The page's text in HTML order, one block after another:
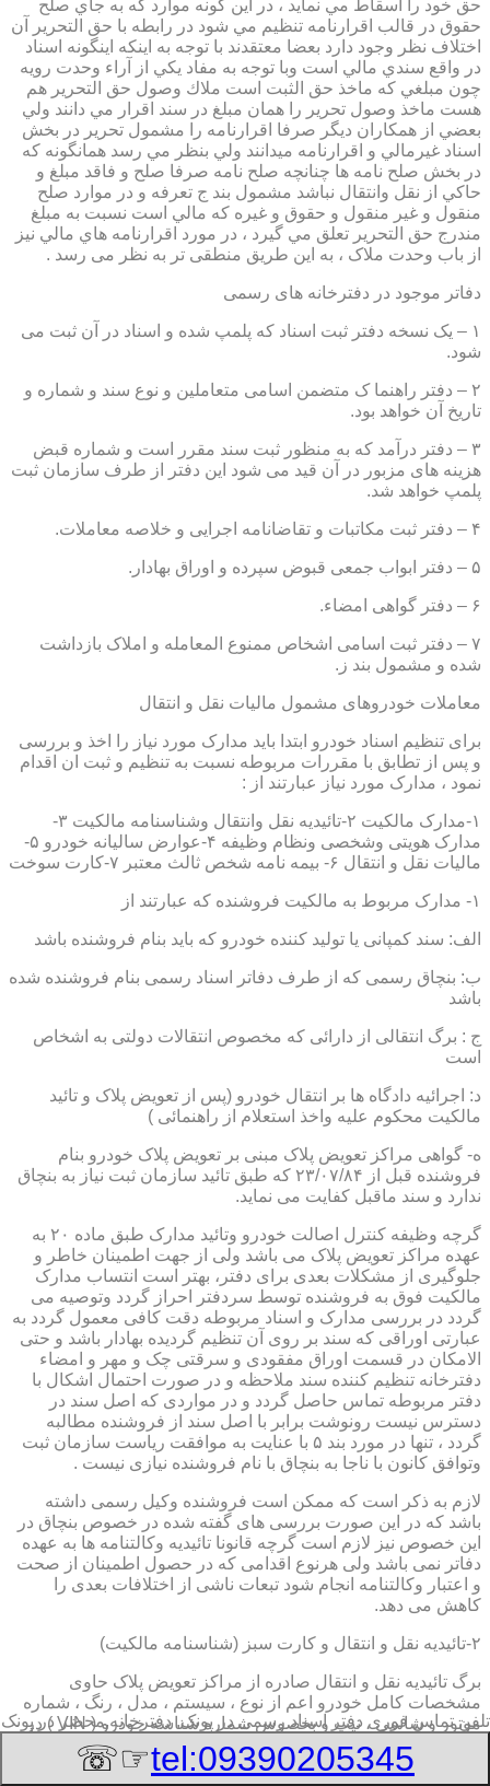
حق خود را اسقاط مي نمايد ، در اين گونه موارد كه به جاي صلح
حقوق در قالب اقرارنامه تنظيم مي شود در رابطه با حق التحرير آن
اختلاف نظر وجود دارد بعضا معتقدند با توجه به اينكه اينگونه اسناد
در واقع سندي مالي است وبا توجه به مفاد يكي از آراء وحدت رويه
چون مبلغي كه ماخذ حق الثبت است ملاك وصول حق التحرير هم
هست ماخذ وصول تحرير را همان مبلغ در سند اقرار مي دانند ولي
بعضي از همكاران ديگر صرفا اقرارنامه را مشمول تحرير در بخش
اسناد غيرمالي و اقرارنامه ميدانند ولي بنظر مي رسد همانگونه كه
در بخش صلح نامه ها چنانچه صلح نامه صرفا صلح و فاقد مبلغ و
حاكي از نقل وانتقال نباشد مشمول بند ج تعرفه و در موارد صلح
منقول و غير منقول و حقوق و غيره كه مالي است نسبت به مبلغ
مندرج حق التحرير تعلق مي گيرد ، در مورد اقرارنامه هاي مالي نيز
از باب وحدت ملاک ، به این طریق منطقی تر به نظر می رسد .
دفاتر موجود در دفترخانه های رسمی
۱ – یک نسخه دفتر ثبت اسناد که پلمپ شده و اسناد در آن ثبت می
شود.
۲ – دفتر راهنما ک متضمن اسامی متعاملین و نوع سند و شماره و
تاریخ آن خواهد بود.
۳ – دفتر درآمد که به منظور ثبت سند مقرر است و شماره قبض
هزینه های مزبور در آن قید می شود این دفتر از طرف سازمان ثبت
پلمپ خواهد شد.
۴ – دفتر ثبت مکاتبات و تقاضانامه اجرایی و خلاصه معاملات.
۵ – دفتر ابواب جمعی قبوض سپرده و اوراق بهادار.
۶ – دفتر گواهی امضاء.
۷ – دفتر ثبت اسامی اشخاص ممنوع المعامله و املاک بازداشت
شده و مشمول بند ز.
معاملات خودروهای مشمول مالیات نقل و انتقال
برای تنظیم اسناد خودرو ابتدا باید مدارک مورد نیاز را اخذ و بررسی
و پس از تطابق با مقررات مربوطه نسبت به تنظیم و ثبت ان اقدام
نمود ، مدارک مورد نیاز عبارتند از :
۱-مدارک مالکیت ۲-تائیدیه نقل وانتقال وشناسنامه مالکیت ۳-
مدارک هویتی وشخصی ونظام وظیفه ۴-عوارض سالیانه خودرو ۵-
مالیات نقل و انتقال ۶- بیمه نامه شخص ثالث معتبر ۷-کارت سوخت
۱- مدارک مربوط به مالکیت فروشنده که عبارتند از
الف: سند کمپانی یا تولید کننده خودرو که باید بنام فروشنده باشد
ب: بنچاق رسمی که از طرف دفاتر اسناد رسمی بنام فروشنده شده
باشد
ج : برگ انتقالی از دارائی که مخصوص انتقالات دولتی به اشخاص
است
د: اجرائیه دادگاه ها بر انتقال خودرو (پس از تعویض پلاک و تائید
مالکیت محکوم علیه واخذ استعلام از راهنمائی )
ه- گواهی مراکز تعویض پلاک مبنی بر تعویض پلاک خودرو بنام
فروشنده قبل از ۲۳/۰۷/۸۴ که طبق تائید سازمان ثبت نیاز به بنچاق
ندارد و سند ماقبل کفایت می نماید.
گرچه وظیفه کنترل اصالت خودرو وتائید مدارک طبق ماده ۲۰ به
عهده مراکز تعویض پلاک می باشد ولی از جهت اطمینان خاطر و
جلوگیری از مشکلات بعدی برای دفتر، بهتر است انتساب مدارک
مالکیت فوق به فروشنده توسط سردفتر احراز گردد وتوصیه می
گردد در بررسی مدارک و اسناد مربوطه دقت کافی معمول گردد به
عبارتی اوراقی که سند بر روی آن تنظیم گردیده بهادار باشد و حتی
الامکان در قسمت اوراق مفقودی و سرقتی چک و مهر و امضاء
دفترخانه تنظیم کننده سند ملاحظه و در صورت احتمال اشکال با
دفتر مربوطه تماس حاصل گردد و در مواردی که اصل سند در
دسترس نیست رونوشت برابر با اصل سند از فروشنده مطالبه
گردد ، تنها در مورد بند ۵ با عنایت به موافقت ریاست سازمان ثبت
وتوافق کانون با ناجا به بنچاق با نام فروشنده نیازی نیست .
لازم به ذکر است که ممکن است فروشنده وکیل رسمی داشته
باشد که در این صورت بررسی های گفته شده در خصوص بنچاق در
این خصوص نیز لازم است گرچه قانونا تائیدیه وکالتنامه ها به عهده
دفاتر نمی باشد ولی هرنوع اقدامی که در حصول اطمینان از صحت
و اعتبار وکالتنامه انجام شود تبعات ناشی از اختلافات بعدی را
کاهش می دهد.
۲-تائیدیه نقل و انتقال و کارت سبز (شناسنامه مالکیت)
برگ تائیدیه نقل و انتقال صادره از مراکز تعویض پلاک حاوی
مشخصات کامل خودرو اعم از نوع ، سیستم ، مدل ، رنگ ، شماره
موتور و شاسی ، تیپ و بخصوس شماره شناسه خودرو ( VIN ) در
صدر صفحه و مشخصات فروشنده و خریدار اعم از مشخصات
سجلی و شماره ملی و کدپستی و آدرس و شماره انتظامی
تلفن تماس فوری دفتر اسناد رسمی در پونک, دفترخانه,محضر در پونک
tel:09390205345
☞☏